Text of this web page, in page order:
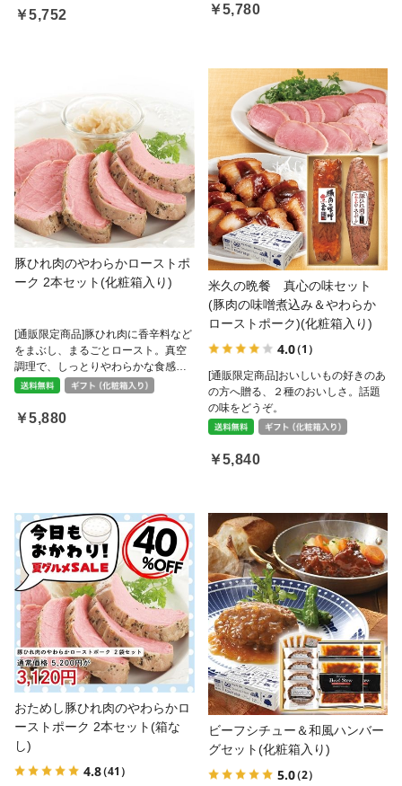
ストビーフ（R）とセットで。
￥5,752 ￥5,780
豚ひれ肉のやわらかローストポ
ーク 2本セット(化粧箱入り)
[通販限定商品]豚ひれ肉に香辛料など
をまぶし、まるごとロースト。真空
調理で、しっとりやわらかな食感
に。贅沢に厚切りにして、わさび醤
切ってサラダにのせたりも。
￥5,880
米久の晩餐 真心の味セット
(豚肉の味噌煮込み＆やわらか
ローストポーク)(化粧箱入り)
4.0（1）
[通販限定商品]おいしいもの好きのあ
の方へ贈る、２種のおいしさ。話題
の味をどうぞ。
￥5,840
おためし豚ひれ肉のやわらかロ
ーストポーク 2本セット(箱な
し)
4.8（41）
ビーフシチュー＆和風ハンバー
グセット(化粧箱入り)
5.0（2）